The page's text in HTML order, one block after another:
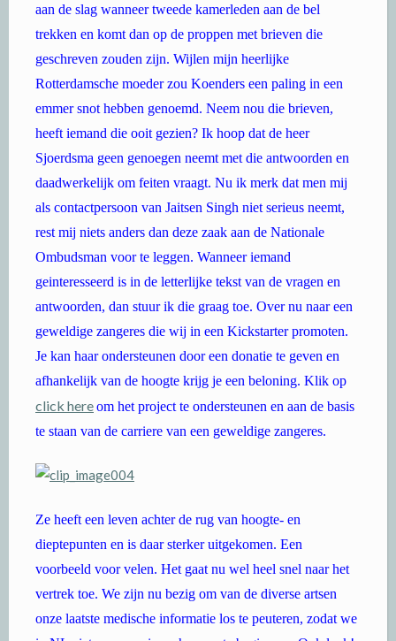
aan de slag wanneer tweede kamerleden aan de bel
trekken en komt dan op de proppen met brieven die
geschreven zouden zijn. Wijlen mijn heerlijke
Rotterdamsche moeder zou Koenders een paling in een
emmer snot hebben genoemd. Neem nou die brieven,
heeft iemand die ooit gezien? Ik hoop dat de heer
Sjoerdsma geen genoegen neemt met die antwoorden en
daadwerkelijk om feiten vraagt. Nu ik merk dat men mij
als contactpersoon van Jaitsen Singh niet serieus neemt,
rest mij niets anders dan deze zaak aan de Nationale
Ombudsman voor te leggen. Wanneer iemand
geinteresseerd is in de letterlijke tekst van de vragen en
antwoorden, dan stuur ik die graag toe. Over nu naar een
geweldige zangeres die wij in een Kickstarter promoten.
Je kan haar ondersteunen door een donatie te geven en
afhankelijk van de hoogte krijg je een beloning. Klik op
click hereom het project te ondersteunen en aan de basis
te staan van de carriere van een geweldige zangeres.
Ze heeft een leven achter de rug van hoogte- en
dieptepunten en is daar sterker uitgekomen. Een
voorbeeld voor velen. Het gaat nu wel heel snel naar het
vertrek toe. We zijn nu bezig om van de diverse artsen
onze laatste medische informatie los te peuteren, zodat we